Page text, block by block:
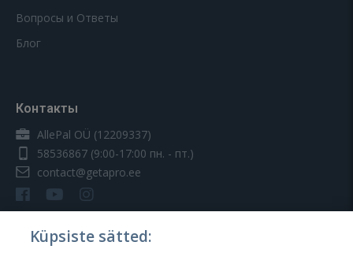
Вопросы и Ответы
Блог
Контакты
AllePal OÜ (12209337)
58536867 (9:00-17:00 пн. - пт.)
contact@getapro.ee
Küpsiste sätted: